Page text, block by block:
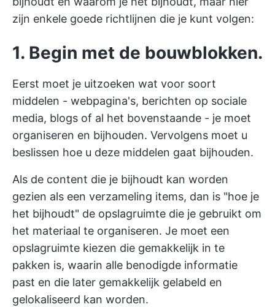
zijn enkele goede richtlijnen die je kunt volgen:
1. Begin met de bouwblokken.
Eerst moet je uitzoeken wat voor soort
middelen - webpagina's, berichten op sociale
media, blogs of al het bovenstaande - je moet
organiseren en bijhouden. Vervolgens moet u
beslissen hoe u deze middelen gaat bijhouden.
Als de content die je bijhoudt kan worden
gezien als een verzameling items, dan is "hoe je
het bijhoudt" de opslagruimte die je gebruikt om
het materiaal te organiseren. Je moet een
opslagruimte kiezen die gemakkelijk in te
pakken is, waarin alle benodigde informatie
past en die later gemakkelijk gelabeld en
gelokaliseerd kan worden.